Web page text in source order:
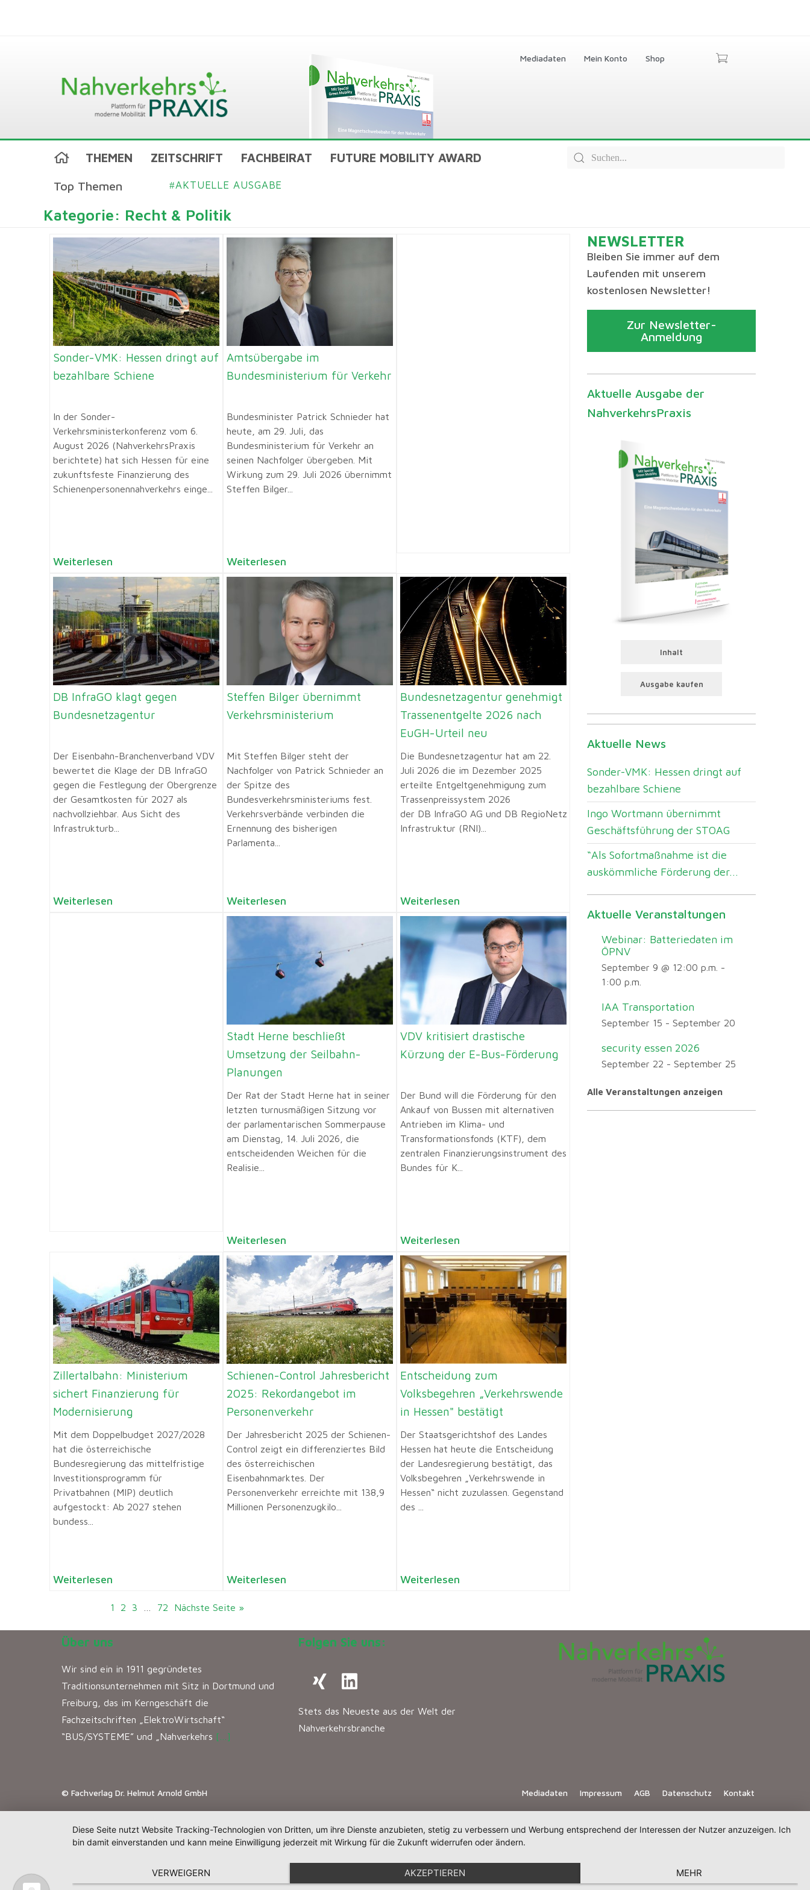
Mediadaten Mein Konto Shop
THEMEN ZEITSCHRIFT FACHBEIRAT FUTURE MOBILITY AWARD
Top Themen #AKTUELLE AUSGABE
Kategorie: Recht & Politik
Sonder-VMK: Hessen dringt auf
bezahlbare Schiene
In der Sonder-
Verkehrsministerkonferenz vom 6.
August 2026 (NahverkehrsPraxis
berichtete) hat sich Hessen für eine
zukunftsfeste Finanzierung des
Schienenpersonennahverkehrs einge...
Weiterlesen
Amtsübergabe im
Bundesministerium für Verkehr
Bundesminister Patrick Schnieder hat
heute, am 29. Juli, das
Bundesministerium für Verkehr an
seinen Nachfolger übergeben. Mit
Wirkung zum 29. Juli 2026 übernimmt
Steffen Bilger...
Weiterlesen
DB InfraGO klagt gegen
Bundesnetzagentur
Der Eisenbahn-Branchenverband VDV
bewertet die Klage der DB InfraGO
gegen die Festlegung der Obergrenze
der Gesamtkosten für 2027 als
nachvollziehbar. Aus Sicht des
Infrastrukturb...
Weiterlesen
Steffen Bilger übernimmt
Verkehrsministerium
Mit Steffen Bilger steht der
Nachfolger von Patrick Schnieder an
der Spitze des
Bundesverkehrsministeriums fest.
Verkehrsverbände verbinden die
Ernennung des bisherigen
Parlamenta...
Weiterlesen
Bundesnetzagentur ge­neh­migt
Tras­senent­gel­te 2026 nach
EuGH-Ur­teil neu
Die Bundesnetzagentur hat am 22.
Juli 2026 die im Dezember 2025
erteilte Entgeltgenehmigung zum
Trassenpreissystem 2026
der DB InfraGO AG und DB RegioNetz
Infrastruktur (RNI)...
Weiterlesen
Stadt Herne beschließt
Umsetzung der Seilbahn-
Planungen
Der Rat der Stadt Herne hat in seiner
letzten turnusmäßigen Sitzung vor
der parlamentarischen Sommerpause
am Dienstag, 14. Juli 2026, die
entscheidenden Weichen für die
Realisie...
Weiterlesen
VDV kritisiert drastische
Kürzung der E-Bus-Förderung
Der Bund will die Förderung für den
Ankauf von Bussen mit alternativen
Antrieben im Klima- und
Transformationsfonds (KTF), dem
zentralen Finanzierungsinstrument des
Bundes für K...
Weiterlesen
Zillertalbahn: Ministerium
sichert Finanzierung für
Modernisierung
Mit dem Doppelbudget 2027/2028
hat die österreichische
Bundesregierung das mittelfristige
Investitionsprogramm für
Privatbahnen (MIP) deutlich
aufgestockt: Ab 2027 stehen
bundess...
Weiterlesen
Schienen-Control Jahresbericht
2025: Rekordangebot im
Personenverkehr
Der Jahresbericht 2025 der Schienen-
Control zeigt ein differenziertes Bild
des österreichischen
Eisenbahnmarktes. Der
Personenverkehr erreichte mit 138,9
Millionen Personenzugkilo...
Weiterlesen
Entscheidung zum
Volksbegehren „Verkehrswende
in Hessen" bestätigt
Der Staatsgerichtshof des Landes
Hessen hat heute die Entscheidung
der Landesregierung bestätigt, das
Volksbegehren „Verkehrswende in
Hessen“ nicht zuzulassen. Gegenstand
des ...
Weiterlesen
1 2 3 72 Nächste Seite »
NEWSLETTER
Bleiben Sie immer auf dem
Laufenden mit unserem
kostenlosen Newsletter!
Zur Newsletter-
Anmeldung
Aktuelle Ausgabe der
NahverkehrsPraxis
Inhalt
Ausgabe kaufen
Aktuelle News
Sonder-VMK: Hessen dringt auf
bezahlbare Schiene
Ingo Wortmann übernimmt
Geschäftsführung der STOAG
“Als Sofortmaßnahme ist die
auskömmliche Förderung der...
Aktuelle Veranstaltungen
Webinar: Batteriedaten im
ÖPNV
September 9 @ 12:00 p.m. -
1:00 p.m.
IAA Transportation
September 15 - September 20
security essen 2026
September 22 - September 25
Alle Veranstaltungen anzeigen
Über uns
Wir sind ein in 1911 gegründetes
Traditionsunternehmen mit Sitz in Dortmund und
Freiburg, das im Kerngeschäft die
Fachzeitschriften „ElektroWirtschaft“
“BUS/SYSTEME” und „Nahverkehrs […]
Folgen Sie uns:
Stets das Neueste aus der Welt der
Nahverkehrsbranche
© Fachverlag Dr. Helmut Arnold GmbH Mediadaten Impressum AGB Datenschutz Kontakt
Diese Seite nutzt Website Tracking-Technologien von Dritten, um ihre Dienste anzubieten, stetig zu verbessern und Werbung entsprechend der Interessen der Nutzer anzuzeigen. Ich
bin damit einverstanden und kann meine Einwilligung jederzeit mit Wirkung für die Zukunft widerrufen oder ändern.
VERWEIGERN AKZEPTIEREN MEHR